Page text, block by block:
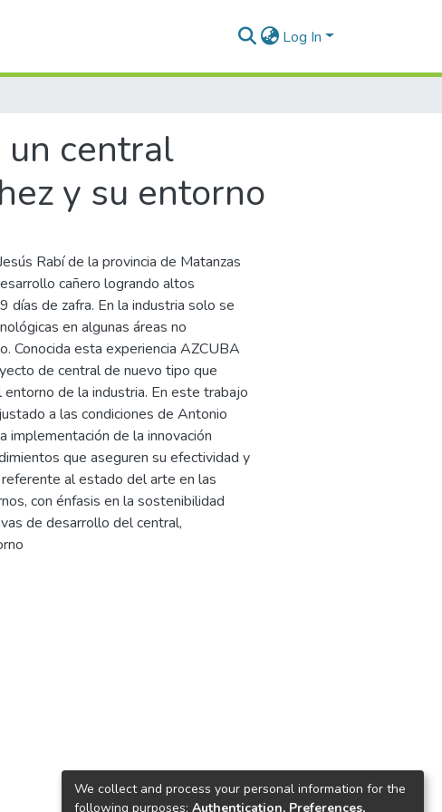
Log In
central
y su entorno
Rabí de la provincia de Matanzas
cañero logrando altos
días de zafra. En la industria solo se
en algunas áreas no
Conocida esta experiencia AZCUBA
de central de nuevo tipo que
de la industria. En este trabajo
a las condiciones de Antonio
implementación de la innovación
que aseguren su efectividad y
al estado del arte en las
con énfasis en la sostenibilidad
de desarrollo del central,
We collect and process your personal information for the
following purposes: Authentication, Preferences,